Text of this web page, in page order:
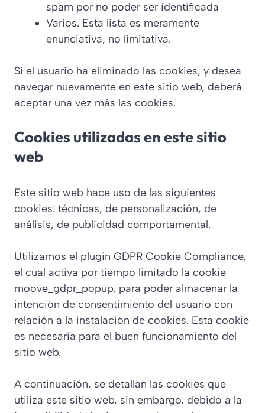
spam por no poder ser identificada
Varios. Esta lista es meramente
enunciativa, no limitativa.
Si el usuario ha eliminado las cookies, y desea
navegar nuevamente en este sitio web, deberá
aceptar una vez más las cookies.
Cookies utilizadas en este sitio
web
Este sitio web hace uso de las siguientes
cookies: técnicas, de personalización, de
análisis, de publicidad comportamental.
Utilizamos el plugin GDPR Cookie Compliance,
el cual activa por tiempo limitado la cookie
moove_gdpr_popup, para poder almacenar la
intención de consentimiento del usuario con
relación a la instalación de cookies. Esta cookie
es necesaria para el buen funcionamiento del
sitio web.
A continuación, se detallan las cookies que
utiliza este sitio web, sin embargo, debido a la